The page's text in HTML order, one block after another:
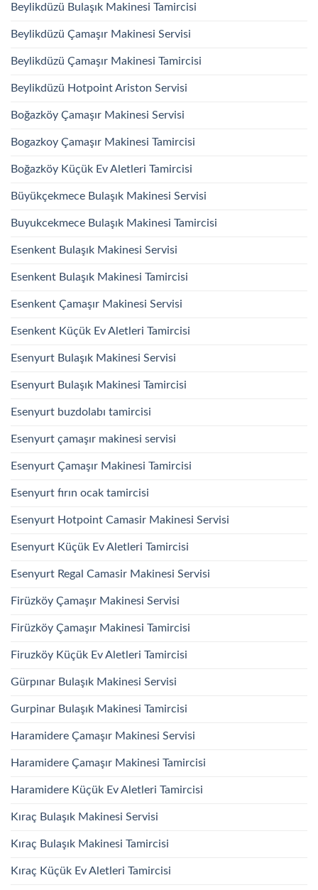
Beylikdüzü Bulaşık Makinesi Tamircisi
Beylikdüzü Çamaşır Makinesi Servisi
Beylikdüzü Çamaşır Makinesi Tamircisi
Beylikdüzü Hotpoint Ariston Servisi
Boğazköy Çamaşır Makinesi Servisi
Bogazkoy Çamaşır Makinesi Tamircisi
Boğazköy Küçük Ev Aletleri Tamircisi
Büyükçekmece Bulaşık Makinesi Servisi
Buyukcekmece Bulaşık Makinesi Tamircisi
Esenkent Bulaşık Makinesi Servisi
Esenkent Bulaşık Makinesi Tamircisi
Esenkent Çamaşır Makinesi Servisi
Esenkent Küçük Ev Aletleri Tamircisi
Esenyurt Bulaşık Makinesi Servisi
Esenyurt Bulaşık Makinesi Tamircisi
Esenyurt buzdolabı tamircisi
Esenyurt çamaşır makinesi servisi
Esenyurt Çamaşır Makinesi Tamircisi
Esenyurt fırın ocak tamircisi
Esenyurt Hotpoint Camasir Makinesi Servisi
Esenyurt Küçük Ev Aletleri Tamircisi
Esenyurt Regal Camasir Makinesi Servisi
Firüzköy Çamaşır Makinesi Servisi
Firüzköy Çamaşır Makinesi Tamircisi
Firuzköy Küçük Ev Aletleri Tamircisi
Gürpınar Bulaşık Makinesi Servisi
Gurpinar Bulaşık Makinesi Tamircisi
Haramidere Çamaşır Makinesi Servisi
Haramidere Çamaşır Makinesi Tamircisi
Haramidere Küçük Ev Aletleri Tamircisi
Kıraç Bulaşık Makinesi Servisi
Kıraç Bulaşık Makinesi Tamircisi
Kıraç Küçük Ev Aletleri Tamircisi